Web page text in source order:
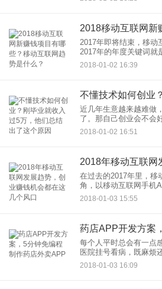
通方式、全新的客群，
2017年即将结束，移动
2017年的年度关键词就
类共享经济风起云涌。
网也发生了很多变化，
2018-01-02 16:39
近几年生意越来越难做
了。那自己创业会不会
业呢？小编的朋友方糖
找，找到的又嫌弃不是
2018-01-02 16:51
在过去的2017年里，移
角，以移动互联网手机
工智能和新零售大放异
要任何的编程技术，自
2018-01-03 15:55
每个人平时总会有一点
医院挂号看病，既麻烦
时代，“互联网+医药”已
24小时药店外卖APP可
2018-01-03 16:09